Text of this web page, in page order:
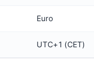
Euro
UTC+1 (CET)